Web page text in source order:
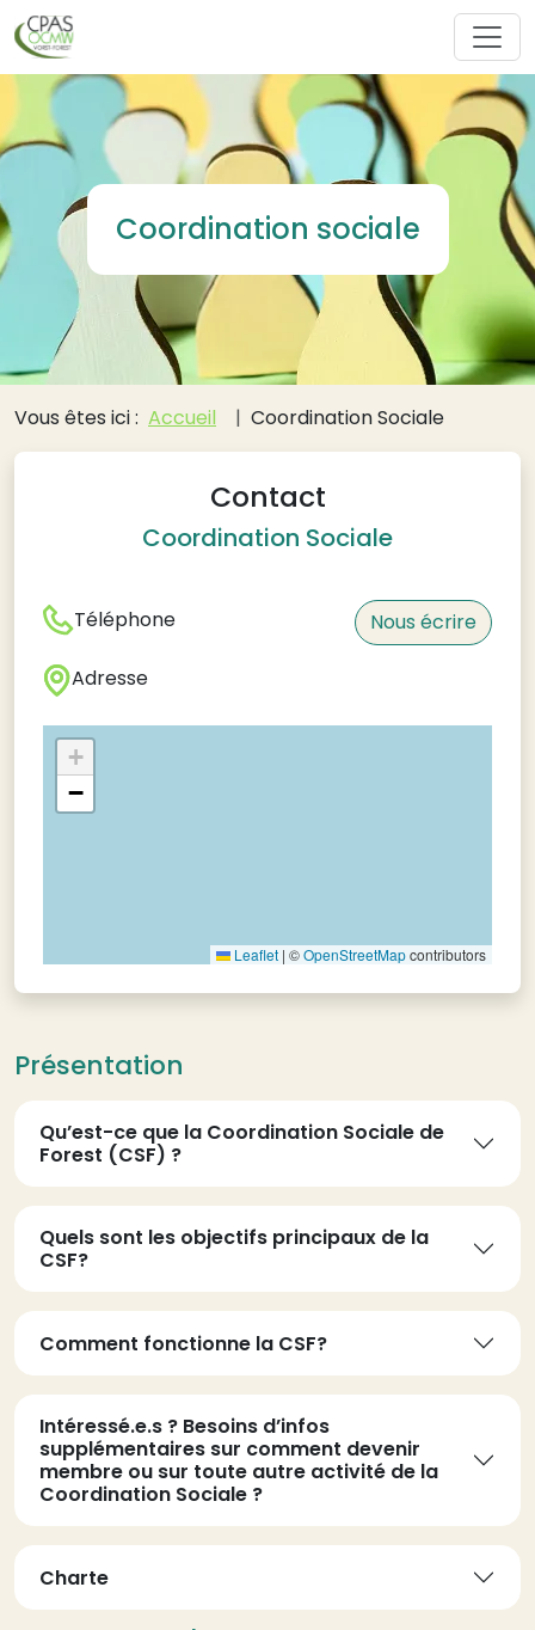
Aller au contenu principal
Coordination sociale
Fil d'Ariane
Vous êtes ici : Accueil Coordination Sociale
Présentation
Qu’est-ce que la Coordination Sociale de
Forest (CSF) ?
Quels sont les objectifs principaux de la
CSF?
Comment fonctionne la CSF?
Intéressé.e.s ? Besoins d’infos
supplémentaires sur comment devenir
membre ou sur toute autre activité de la
Coordination Sociale ?
Charte
Contact
Coordination Sociale
Téléphone Nous écrire
Adresse
+
−
Leaflet | ©OpenStreetMapcontributors